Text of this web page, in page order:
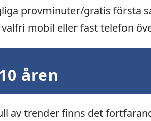
provminuter/gratis första
mobil eller fast telefon
åren
av trender finns det